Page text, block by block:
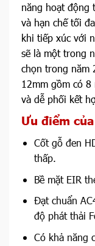
năng hoạt động
và hạn chế tối
khi tiếp xúc với
sẽ là một trong
chọn trong năm
12mm gồm có 8
và dễ phối kết
Ưu điểm
Cốt gỗ đen
thấp.
Bề mặt EIR
Đạt chuẩn
độ phát thải
Có khả năng